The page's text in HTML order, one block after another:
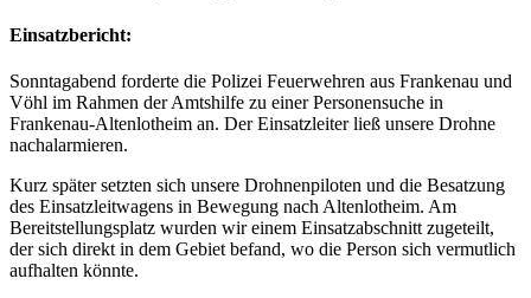
Einsatzbericht:
Sonntagabend forderte die Polizei Feuerwehren aus Frankenau und
Vöhl im Rahmen der Amtshilfe zu einer Personensuche in
Frankenau-Altenlotheim an. Der Einsatzleiter ließ unsere Drohne
nachalarmieren.
Kurz später setzten sich unsere Drohnenpiloten und die Besatzung
des Einsatzleitwagens in Bewegung nach Altenlotheim. Am
Bereitstellungsplatz wurden wir einem Einsatzabschnitt zugeteilt,
der sich direkt in dem Gebiet befand, wo die Person sich vermutlich
aufhalten könnte.